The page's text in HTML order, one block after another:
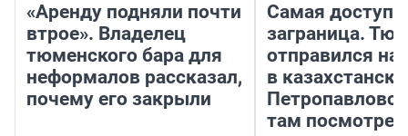
«Аренду подняли почти
втрое». Владелец
тюменского бара для
неформалов рассказал,
почему его закрыли
Самая
заграница.
отправился
в
там